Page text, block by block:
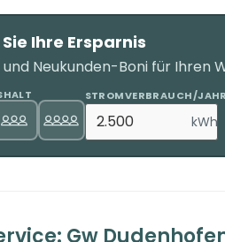
Ihre Ersparnis
und Neukunden-Boni für
STROMVERBRAUCH/JAHR
kWh